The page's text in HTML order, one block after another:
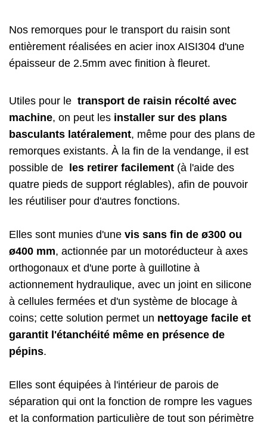
Nos remorques pour le transport du raisin sont
entièrement réalisées en acier inox AISI304 d'une
épaisseur de 2.5mm avec finition à fleuret.
Utiles pour le transport de raisin récolté avec
machine, on peut les installer sur des plans
basculants latéralement, même pour des plans de
remorques existants. À la fin de la vendange, il est
possible de les retirer facilement (à l'aide des
quatre pieds de support réglables), afin de pouvoir
les réutiliser pour d'autres fonctions.
Elles sont munies d'une vis sans fin de ø300 ou
ø400 mm, actionnée par un motoréducteur à axes
orthogonaux et d'une porte à guillotine à
actionnement hydraulique, avec un joint en silicone
à cellules fermées et d'un système de blocage à
coins; cette solution permet un nettoyage facile et
garantit l'étanchéité même en présence de
pépins.
Elles sont équipées à l'intérieur de parois de
séparation qui ont la fonction de rompre les vagues
et la conformation particulière de tout son périmètre